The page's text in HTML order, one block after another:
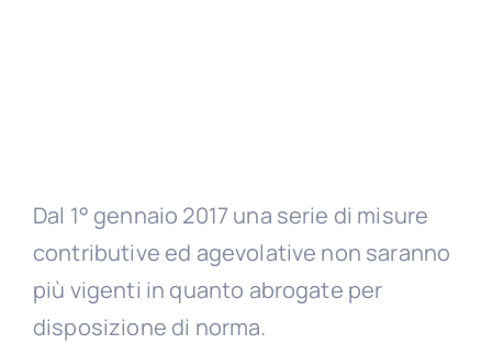
Dal 1° gennaio 2017 una serie di misure
contributive ed agevolative non saranno
più vigenti in quanto abrogate per
disposizione di norma.